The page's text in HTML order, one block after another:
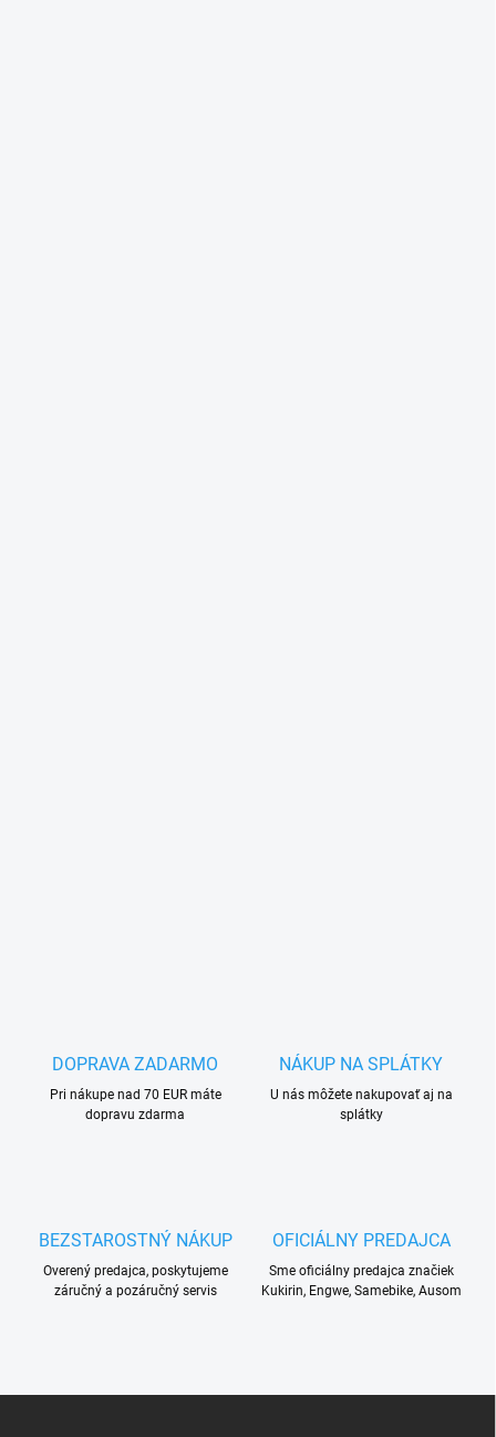
DOPRAVA ZADARMO
Pri nákupe nad 70 EUR máte
dopravu zdarma
NÁKUP NA SPLÁTKY
U nás môžete nakupovať aj na
splátky
BEZSTAROSTNÝ NÁKUP
Overený predajca, poskytujeme
záručný a pozáručný servis
OFICIÁLNY PREDAJCA
Sme oficiálny predajca značiek
Kukirin, Engwe, Samebike, Ausom